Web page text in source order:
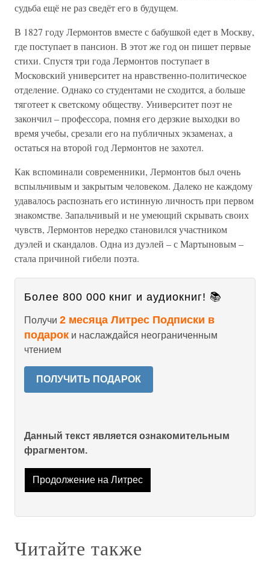
судьба ещё не раз сведёт его в будущем.
В 1827 году Лермонтов вместе с бабушкой едет в Москву,
где поступает в пансион. В этот же год он пишет первые
стихи. Спустя три года Лермонтов поступает в
Московский университет на нравственно-политическое
отделение. Однако со студентами не сходится, а больше
тяготеет к светскому обществу. Университет поэт не
закончил – профессора, помня его дерзкие выходки во
время учебы, срезали его на публичных экзаменах, а
остаться на второй год Лермонтов не захотел.
Как вспоминали современники, Лермонтов был очень
вспыльчивым и закрытым человеком. Далеко не каждому
удавалось распознать его истинную личность при первом
знакомстве. Запальчивый и не умеющий скрывать своих
чувств, Лермонтов нередко становился участником
дуэлей и скандалов. Одна из дуэлей – с Мартыновым –
стала причиной гибели поэта.
Более 800 000 книг и аудиокниг! 📚
Получи 2 месяца Литрес Подписки в
подарок и наслаждайся неограниченным
чтением
ПОЛУЧИТЬ ПОДАРОК
Данный текст является ознакомительным
фрагментом.
Продолжение на Литрес
Читайте также